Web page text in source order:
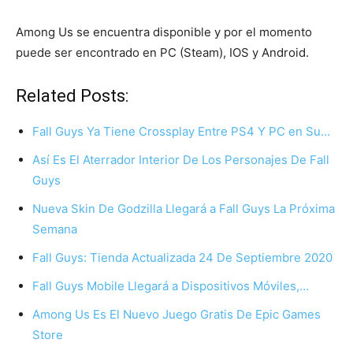
Among Us se encuentra disponible y por el momento
puede ser encontrado en PC (Steam), IOS y Android.
Related Posts:
Fall Guys Ya Tiene Crossplay Entre PS4 Y PC en Su…
Así Es El Aterrador Interior De Los Personajes De Fall
Guys
Nueva Skin De Godzilla Llegará a Fall Guys La Próxima
Semana
Fall Guys: Tienda Actualizada 24 De Septiembre 2020
Fall Guys Mobile Llegará a Dispositivos Móviles,…
Among Us Es El Nuevo Juego Gratis De Epic Games
Store